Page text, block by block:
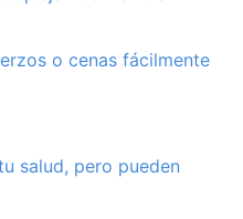
o cenas fácilmente
salud, pero pueden